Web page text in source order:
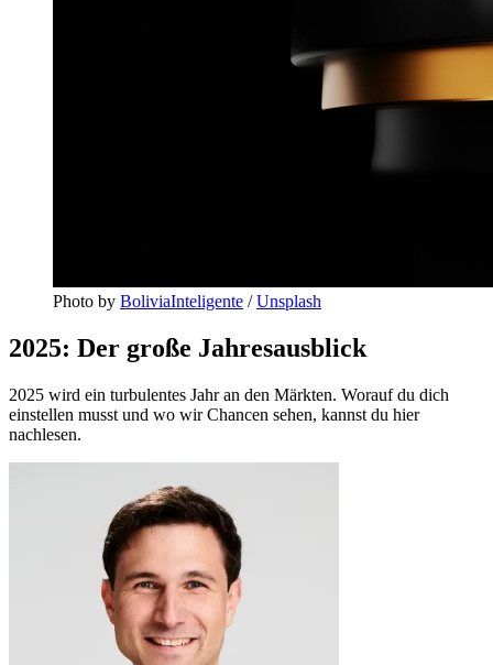
Photo by BoliviaInteligente / Unsplash
2025: Der große Jahresausblick
2025 wird ein turbulentes Jahr an den Märkten. Worauf du dich
einstellen musst und wo wir Chancen sehen, kannst du hier
nachlesen.